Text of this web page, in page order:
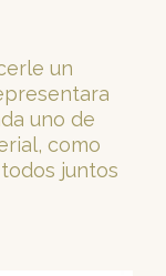
un
uno de
como
juntos